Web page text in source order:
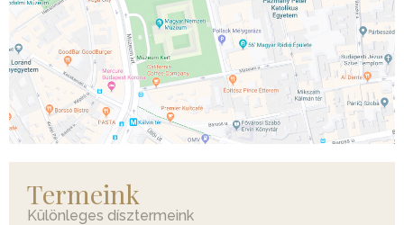
Termeink
Különleges dísztermeink